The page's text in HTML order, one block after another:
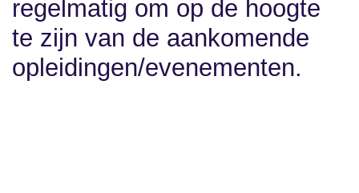
pagina regelmatig om op
de hoogte te zijn van de
aankomende